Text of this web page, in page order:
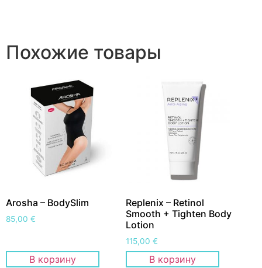
Похожие товары
Arosha – BodySlim
85,00 €
В корзину
Replenix – Retinol
Smooth + Tighten Body
Lotion
115,00€
В корзину